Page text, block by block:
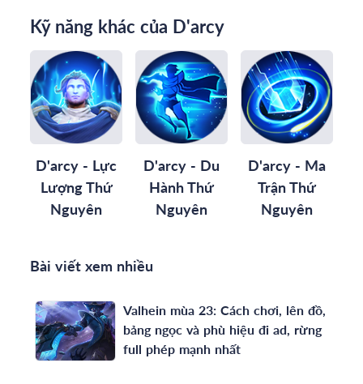
Kỹ năng khác của D'arcy
D'arcy - Lực
Lượng Thứ
Nguyên
D'arcy - Du
Hành Thứ
Nguyên
D'arcy - Ma
Trận Thứ
Nguyên
Bài viết xem nhiều
Valhein mùa 23: Cách chơi, lên đồ,
bảng ngọc và phù hiệu đi ad, rừng
full phép mạnh nhất